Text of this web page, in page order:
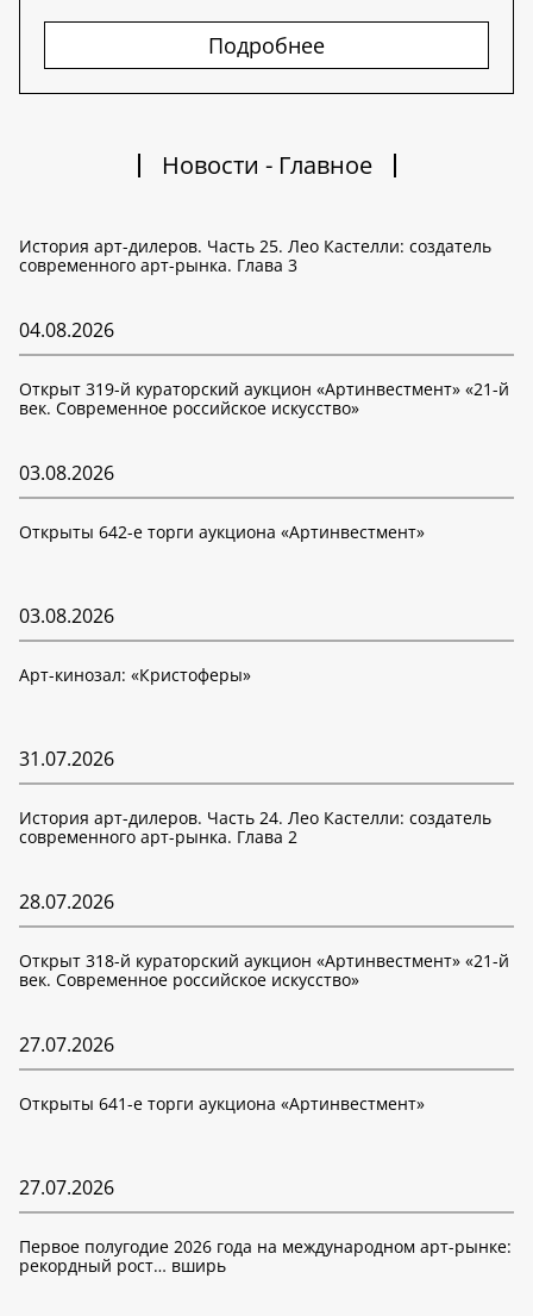
Подробнее
Новости - Главное
История арт-дилеров. Часть 25. Лео Кастелли: создатель
современного арт-рынка. Глава 3
04.08.2026
Открыт 319-й кураторский аукцион «Артинвестмент» «21-й
век. Современное российское искусство»
03.08.2026
Открыты 642-е торги аукциона «Артинвестмент»
03.08.2026
Арт-кинозал: «Кристоферы»
31.07.2026
История арт-дилеров. Часть 24. Лео Кастелли: создатель
современного арт-рынка. Глава 2
28.07.2026
Открыт 318-й кураторский аукцион «Артинвестмент» «21-й
век. Современное российское искусство»
27.07.2026
Открыты 641-е торги аукциона «Артинвестмент»
27.07.2026
Первое полугодие 2026 года на международном арт-рынке:
рекордный рост… вширь